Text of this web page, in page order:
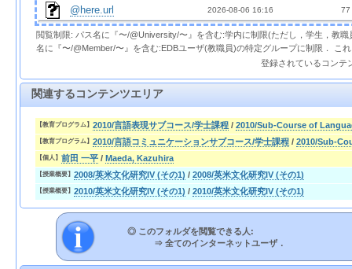
@here.url 2026-08-06 16:16 77
閲覧制限: パス名に『〜/@University/〜』を含む:学内に制限(ただし，学生，教
名に『〜/@Member/〜』を含む:EDBユーザ(教職員)の特定グループに制限． こ
登録されているコンテ
関連するコンテンツエリア
【教育プログラム】 2010/言語表現サブコース/学士課程 / 2010/Sub-Course of
【教育プログラム】 2010/言語コミュニケーションサブコース/学士課程 / 2010/Sub-
【個人】 前田 一平 / Maeda, Kazuhira
【授業概要】 2008/英米文化研究IV (その1) / 2008/英米文化研究IV (その1)
【授業概要】 2010/英米文化研究IV (その1) / 2010/英米文化研究IV (その1)
◎ このフォルダを閲覧できる人:
⇒ 全てのインターネットユーザ．